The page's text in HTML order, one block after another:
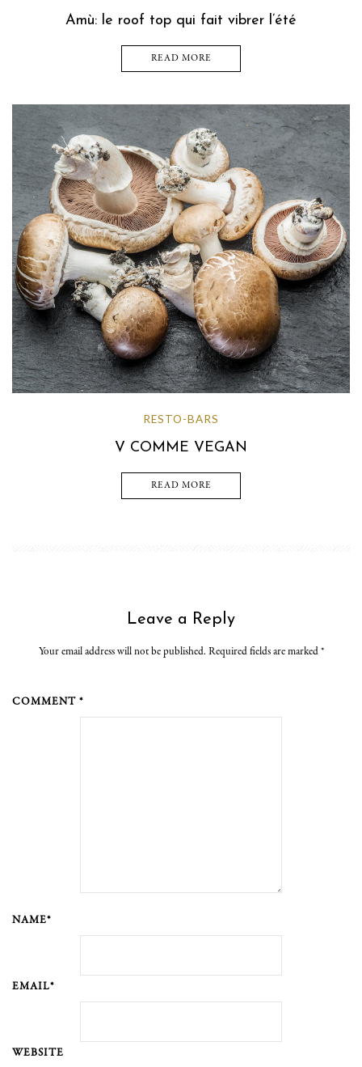
Amù: le roof top qui fait vibrer l’été
READ MORE
RESTO-BARS
V COMME VEGAN
READ MORE
Leave a Reply
Your email address will not be published. Required fields are marked *
COMMENT *
NAME*
EMAIL*
WEBSITE